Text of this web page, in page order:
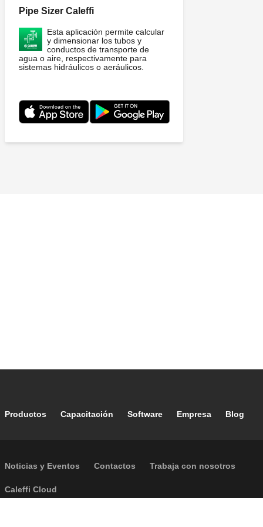
Pipe Sizer Caleffi
Esta aplicación permite calcular
y dimensionar los tubos y
conductos de transporte de
agua o aire, respectivamente para
sistemas hidráulicos o aeráulicos.
Footer main navigation
Productos Capacitación Software Empresa Blog
Footer secondary navigation
Noticias y Eventos Contactos Trabaja con nosotros
Caleffi Cloud